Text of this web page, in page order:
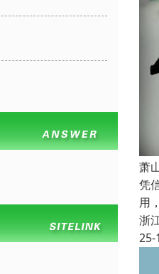
萧
凭
用
浙
25-